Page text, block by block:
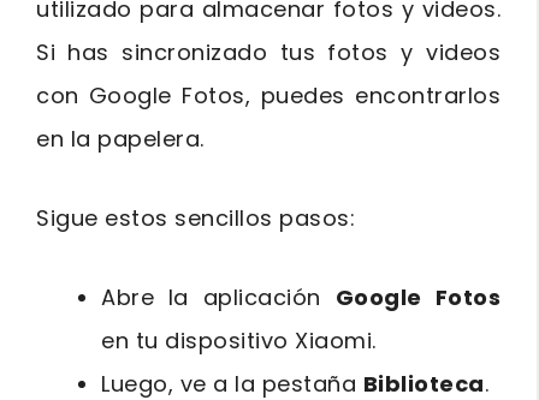
utilizado para almacenar fotos y videos.
Si has sincronizado tus fotos y videos
con Google Fotos, puedes encontrarlos
en la papelera.
Sigue estos sencillos pasos:
Abre la aplicación Google Fotos
en tu dispositivo Xiaomi.
Luego, ve a la pestaña Biblioteca.